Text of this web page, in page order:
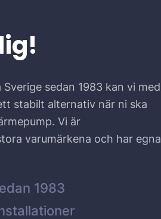
sedan 1983 kan vi med
stabilt alternativ när ni ska
Vi är
varumärkena och har egna
1983